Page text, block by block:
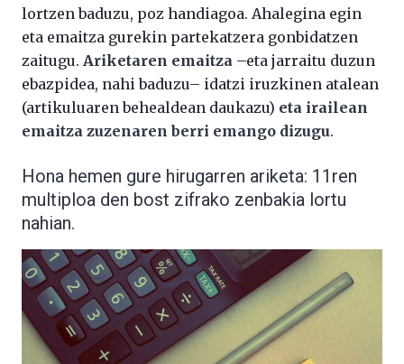
lortzen baduzu, poz handiagoa. Ahalegina egin
eta emaitza gurekin partekatzera gonbidatzen
zaitugu. Ariketaren emaitza –eta jarraitu duzun
ebazpidea, nahi baduzu– idatzi iruzkinen atalean
(artikuluaren behealdean daukazu) eta irailean
emaitza zuzenaren berri emango dizugu.
Hona hemen gure hirugarren ariketa: 11ren
multiploa den bost zifrako zenbakia lortu
nahian.